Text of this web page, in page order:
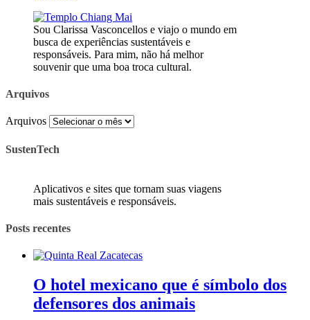
Sou Clarissa Vasconcellos e viajo o mundo em
busca de experiências sustentáveis e
responsáveis. Para mim, não há melhor
souvenir que uma boa troca cultural.
Arquivos
Arquivos
SustenTech
Aplicativos e sites que tornam suas viagens
mais sustentáveis e responsáveis.
Posts recentes
O hotel mexicano que é símbolo dos
defensores dos animais